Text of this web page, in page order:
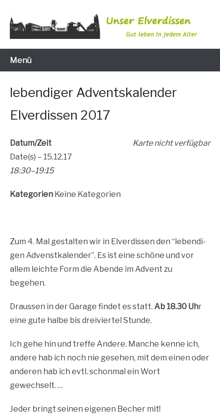
Inhalt
wechseln
Unser Elverdissen
Menü
lebendiger Adventskalender
Elverdissen 2017
Kar­te nicht verfügbar
Datum/Zeit
Date(s) – 15.12.17
18:30–19:15
Kate­go­rien Kei­ne Kategorien
Zum 4. Mal gestal­ten wir in Elver­dis­sen den “leben­di­
gen Adven­st­ka­len­der”. Es ist eine schö­ne und vor
allem leich­te Form die Aben­de im Advent zu
begehen.
Draus­sen in der Gara­ge fin­det es statt. Ab 18.30 Uhr
eine gute hal­be bis drei­vier­tel Stunde.
Ich gehe hin und tref­fe Ande­re. Man­che ken­ne ich,
ande­re hab ich noch nie gese­hen, mit dem einen oder
ande­ren hab ich evtl. schon­mal ein Wort
gewechselt. …
Jeder bringt sei­nen eige­nen Becher mit!